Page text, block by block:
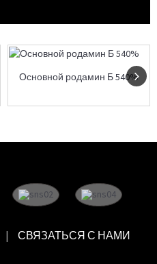
Основной родамин Б 540%
СВЯЗАТЬСЯ С НАМИ